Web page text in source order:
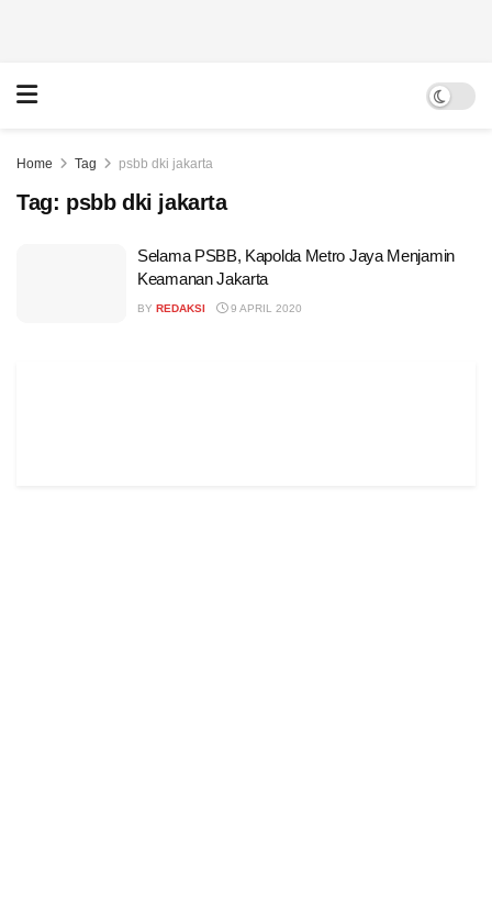
Home Tag psbb dki jakarta
Tag: psbb dki jakarta
Selama PSBB, Kapolda Metro Jaya Menjamin
Keamanan Jakarta
BY REDAKSI 9 APRIL 2020